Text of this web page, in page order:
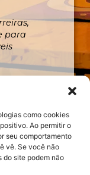
como cookies
Ao permitir o
seu comportamento
vê. Se você não
do site podem não
para
para